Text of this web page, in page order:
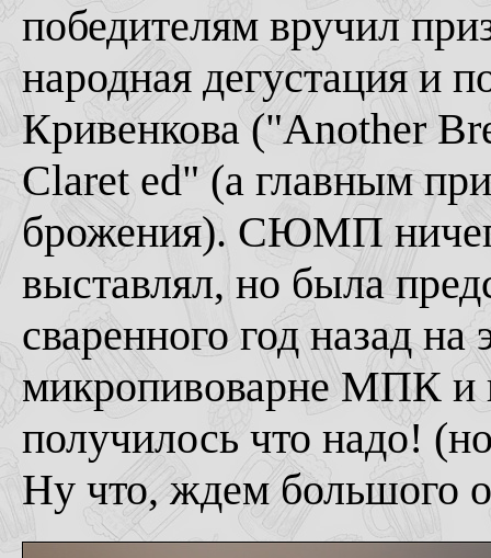
победителям вручил
народная дегустация и
Кривенкова ("Another
Claret ed" (а главным
брожения). СЮМП
выставлял, но была
сваренного год назад
микропивоварне МПК и
получилось что надо!
Ну что, ждем большого